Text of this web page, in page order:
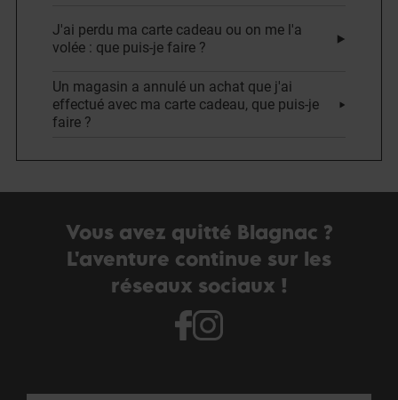
J'ai perdu ma carte cadeau ou on me l'a
volée : que puis-je faire ?
Un magasin a annulé un achat que j'ai
effectué avec ma carte cadeau, que puis-je
faire ?
Vous avez quitté Blagnac ?
L'aventure continue sur les
réseaux sociaux !